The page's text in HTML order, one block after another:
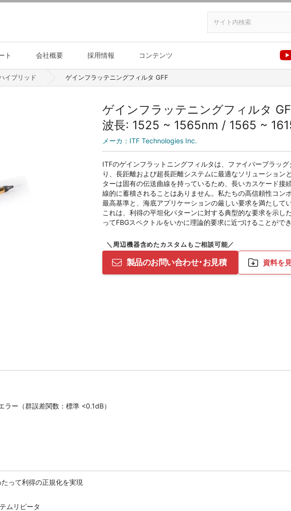
ト 会社概要 採用情報 コンテンツ
イブリッド ゲインフラッテニングフィルタ GFF
ゲインフラッテニングフィルタ
波長: 1525 ~ 1565nm / 1565 ~
メーカ： ITF Technologies Inc.
ITFのゲインフラットニングフィルタは、ファイバーブラッ
り、長距離および超長距離システムに最適なソリューション
ターは固有の伝送曲線を持っているため、長いカスケード接
線的に蓄積されることはありません。私たちの高信頼性コン
最高基準と、海底アプリケーションの厳しい要求を満たしてい
これは、利得の平坦化パターンに対する典型的な要求を示し
ってFBGスペクトルをいかに理論的要求に近づけることがで
製品のお問い合わせ･お見積 資料を
ー（群誤差関数：標準 <0.1dB）
って利得の正規化を実現
ムリピータ